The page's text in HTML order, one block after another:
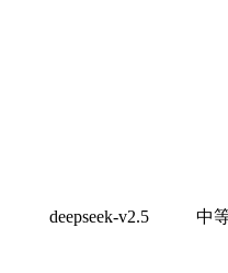
deepseek-v2.5 中